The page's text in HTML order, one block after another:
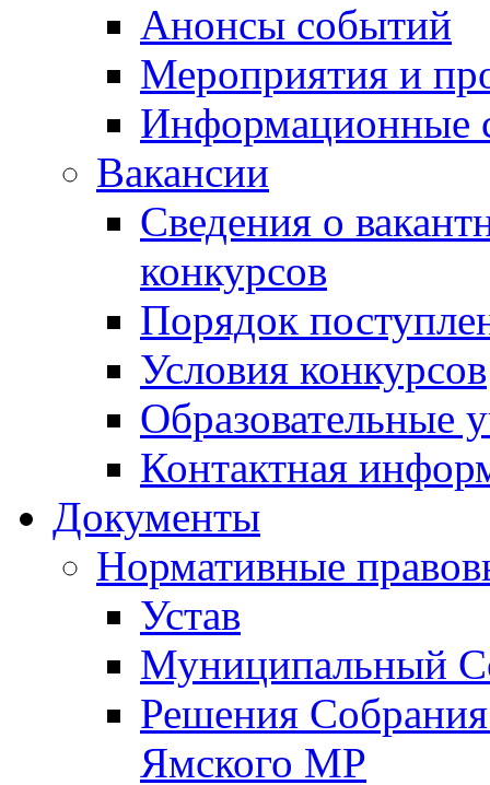
Анонсы событий
Мероприятия и
Информационные
Вакансии
Сведения о
конкурсов
Порядок
Условия конкурсов
Образовательные
Контактная
Документы
Нормативные
Устав
Муниципальный
Решения
Ямского МР